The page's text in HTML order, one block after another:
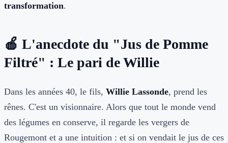
transformation.
🍎 L'anecdote du "Jus de Pomme
Filtré" : Le pari de Willie
Dans les années 40, le fils, Willie Lassonde, prend les
rênes. C'est un visionnaire. Alors que tout le monde vend
des légumes en conserve, il regarde les vergers de
Rougemont et a une intuition : et si on vendait le jus de ces